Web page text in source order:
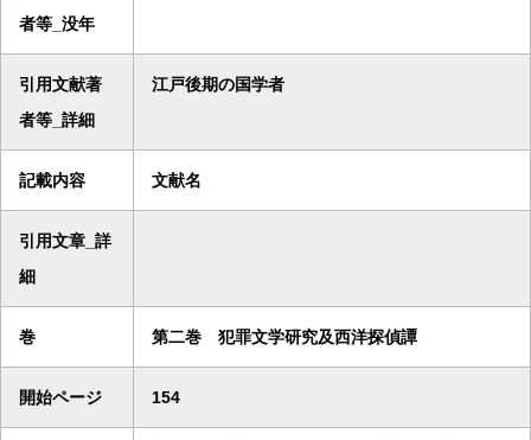
者等_没年
引用文献著
者等_詳細
江戸後期の国学者
記載内容 文献名
引用文章_詳
細
巻 第二巻 犯罪文学研究及西洋探偵譚
開始ページ 154